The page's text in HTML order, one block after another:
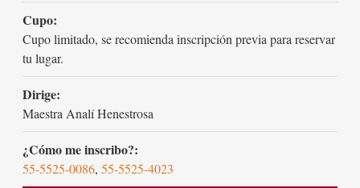
Cupo:
Cupo limitado, se recomienda inscripción previa para reservar
tu lugar.
Dirige:
Maestra Analí Henestrosa
¿Cómo me inscribo?:
55-5525-0086,55-5525-4023